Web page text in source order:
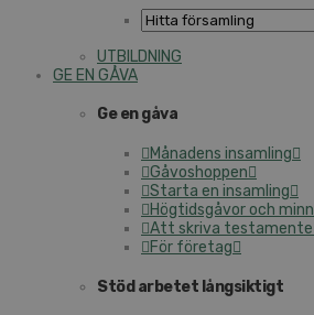
UTBILDNING
GE EN GÅVA
Ge en gåva
Månadens insamling
Gåvoshoppen
Starta en insamling
Högtidsgåvor och
Att skriva testamente
För företag
Stöd arbetet långsiktigt